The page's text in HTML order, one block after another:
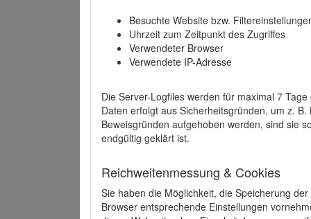
Besuchte Website bzw.
Uhrzeit zum Zeitpunkt des Zugriffes
Verwendeter Browser
Verwendete IP-Adresse
Die Server-Logfiles werden für maximal 7
Daten erfolgt aus Sicherheitsgründen, um z.
Beweisgründen aufgehoben werden, sind sie
endgültig geklärt ist.
Reichweitenmessung & Cookies
Sie haben die Möglichkeit, die Speicherung
Browser entsprechende Einstellungen